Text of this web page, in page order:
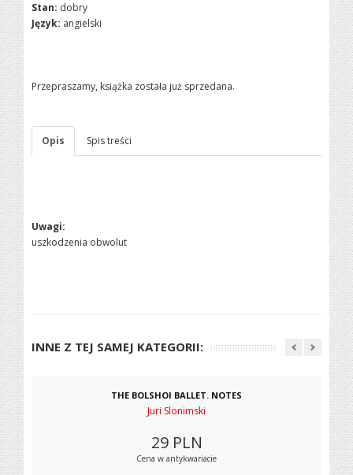
Stan: dobry
Język: angielski
Przepraszamy, książka została już sprzedana.
Opis Spis treści
Uwagi:
uszkodzenia obwolut
INNE Z TEJ SAMEJ KATEGORII:
THE BOLSHOI BALLET. NOTES
Juri Slonimski
29 PLN
Cena w antykwariacie